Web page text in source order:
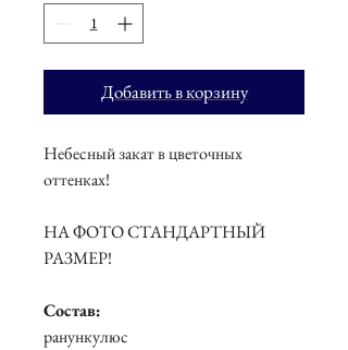
Добавить в корзину
Небесный закат в цветочных
оттенках!
НА ФОТО СТАНДАРТНЫЙ
РАЗМЕР!
Состав:
ранункулюс